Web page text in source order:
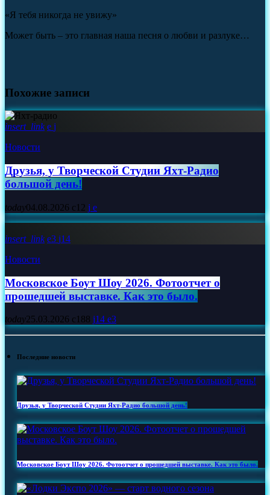
«Я тебя никогда не увижу»
Может быть – это главная наша песня о любви и разлуке…
Похожие записи
insert_link
Новости
Друзья, у Творческой Студии Яхт‑Радио
большой день!
today04.08.2026 12
insert_link 3 14
Новости
Московское Боут Шоу 2026. Фотоотчет о
прошедшей выставке. Как это было.
today25.03.2026 188 14 3
Последние новости
Друзья, у Творческой Студии Яхт‑Радио большой день!
Московское Боут Шоу 2026. Фотоотчет о прошедшей выставке. Как это было.